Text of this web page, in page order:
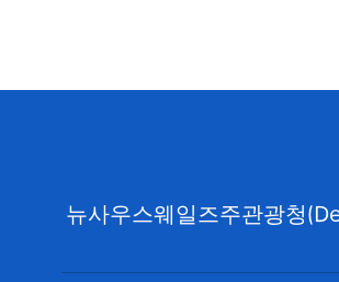
뉴사우스웨일즈주관광청